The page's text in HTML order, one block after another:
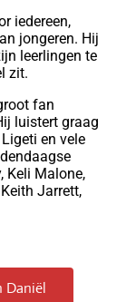
iedereen,
jongeren. Hij
leerlingen te
zit.
fan
luistert graag
en vele
Keli Malone,
Jarrett,
Daniël